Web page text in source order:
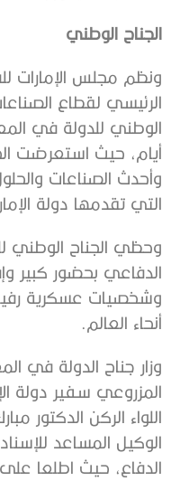
الجناح الوطني
ونظم مجلس الإمارات
الرئيسي لقطاع
أيام، حيث استعرضت
وأحدث الصناعات
التي تقدمها دولة
وحظي الجناح الوطني
الدفاعي بحضور كبير
وشخصيات عسكرية
أنحاء العالم.
وزار جناح الدولة في
المزروعي سفير دولة
اللواء الركن الدكتور
الوكيل المساعد
الدفاع، حيث اطلعا